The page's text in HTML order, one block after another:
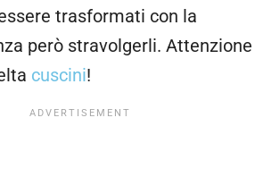
trasformati con la
però stravolgerli. Attenzione
cuscini!